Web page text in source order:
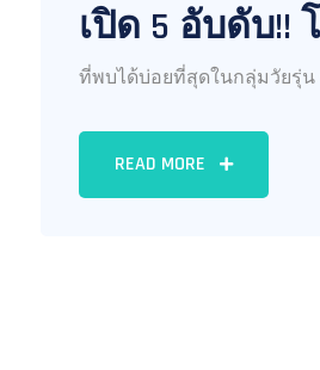
เปิด 5 อับดับ!!
ที่พบได้บ่อยที่สุดในกลุ่มวัยรุ่น
READ MORE